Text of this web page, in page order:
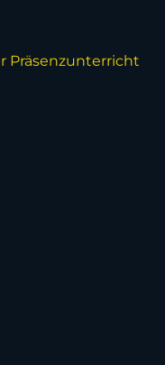
Präsenzunterricht